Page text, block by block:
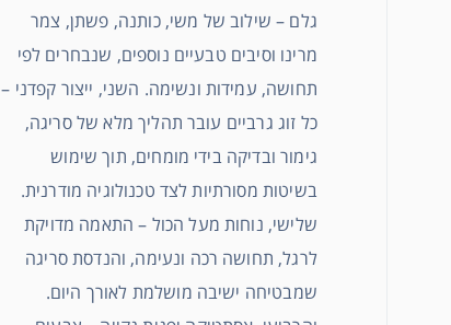
גלם – שילוב של משי, כותנה, פשתן, צמר
מרינו וסיבים טבעיים נוספים, שנבחרים לפי
תחושה, עמידות ונשימה. השני, ייצור קפדני –
כל זוג גרביים עובר תהליך מלא של סריגה,
גימור ובדיקה בידי מומחים, תוך שימוש
בשיטות מסורתיות לצד טכנולוגיה מודרנית.
שלישי, נוחות מעל הכול – התאמה מדויקת
לרגל, תחושה רכה ונעימה, והנדסת סריגה
שמבטיחה ישיבה מושלמת לאורך היום.